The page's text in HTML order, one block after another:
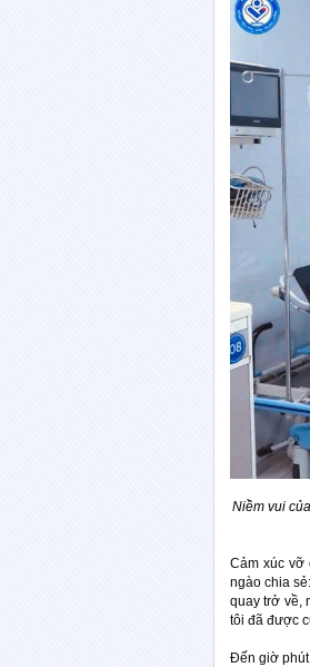
Niềm vui
Cảm xúc vỡ
ngào chia
quay trở về,
tôi đã được
Đến giờ phút